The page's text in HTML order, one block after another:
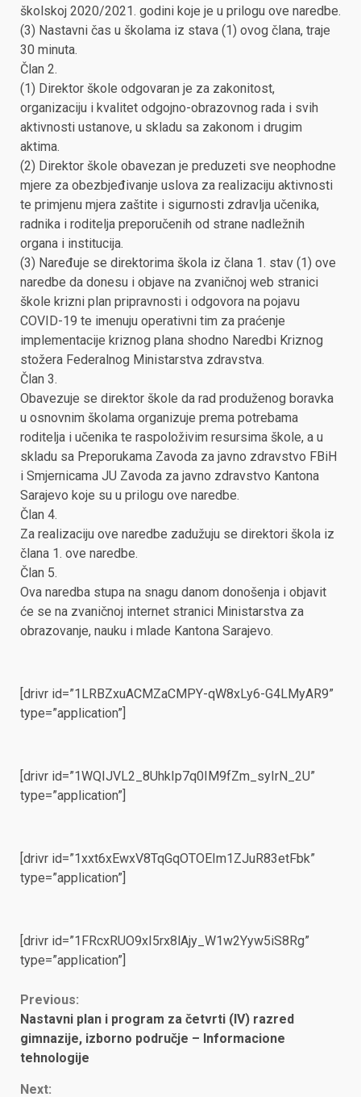
školskoj 2020/2021. godini koje je u prilogu ove naredbe.
(3) Nastavni čas u školama iz stava (1) ovog člana, traje
30 minuta.
Član 2.
(1) Direktor škole odgovaran je za zakonitost,
organizaciju i kvalitet odgojno-obrazovnog rada i svih
aktivnosti ustanove, u skladu sa zakonom i drugim
aktima.
(2) Direktor škole obavezan je preduzeti sve neophodne
mjere za obezbjeđivanje uslova za realizaciju aktivnosti
te primjenu mjera zaštite i sigurnosti zdravlja učenika,
radnika i roditelja preporučenih od strane nadležnih
organa i institucija.
(3) Naređuje se direktorima škola iz člana 1. stav (1) ove
naredbe da donesu i objave na zvaničnoj web stranici
škole krizni plan pripravnosti i odgovora na pojavu
COVID-19 te imenuju operativni tim za praćenje
implementacije kriznog plana shodno Naredbi Kriznog
stožera Federalnog Ministarstva zdravstva.
Član 3.
Obavezuje se direktor škole da rad produženog boravka
u osnovnim školama organizuje prema potrebama
roditelja i učenika te raspoloživim resursima škole, a u
skladu sa Preporukama Zavoda za javno zdravstvo FBiH
i Smjernicama JU Zavoda za javno zdravstvo Kantona
Sarajevo koje su u prilogu ove naredbe.
Član 4.
Za realizaciju ove naredbe zadužuju se direktori škola iz
člana 1. ove naredbe.
Član 5.
Ova naredba stupa na snagu danom donošenja i objavit
će se na zvaničnoj internet stranici Ministarstva za
obrazovanje, nauku i mlade Kantona Sarajevo.
[drivr id=”1LRBZxuACMZaCMPY-qW8xLy6-G4LMyAR9”
type=”application”]
[drivr id=”1WQIJVL2_8UhkIp7q0IM9fZm_syIrN_2U”
type=”application”]
[drivr id=”1xxt6xEwxV8TqGqOTOEIm1ZJuR83etFbk”
type=”application”]
[drivr id=”1FRcxRUO9xI5rx8lAjy_W1w2Yyw5iS8Rg”
type=”application”]
Continue
Reading
Previous:
Nastavni plan i program za četvrti (IV) razred
gimnazije, izborno područje – Informacione
tehnologije
Next: